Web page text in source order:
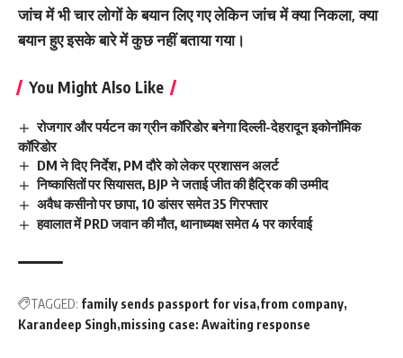
जांच में भी चार लोगाें के बयान लिए गए लेकिन जांच में क्या निकला, क्या
बयान हुए इसके बारे में कुछ नहीं बताया गया।
You Might Also Like
रोजगार और पर्यटन का ग्रीन कॉरिडोर बनेगा दिल्ली-देहरादून इकोनॉमिक
कॉरिडोर
DM ने दिए निर्देश, PM दौरे को लेकर प्रशासन अलर्ट
निष्कासितों पर सियासत, BJP ने जताई जीत की हैट्रिक की उम्मीद
अवैध कसीनो पर छापा, 10 डांसर समेत 35 गिरफ्तार
हवालात में PRD जवान की मौत, थानाध्यक्ष समेत 4 पर कार्रवाई
TAGGED: family sends passport for visa from company
Karandeep Singh missing case: Awaiting response